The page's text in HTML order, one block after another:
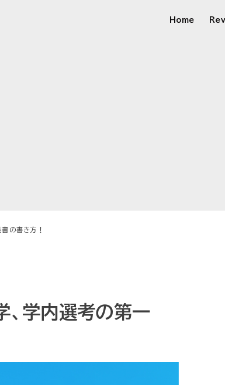
Home
書の書き方！
、学内選考の第一